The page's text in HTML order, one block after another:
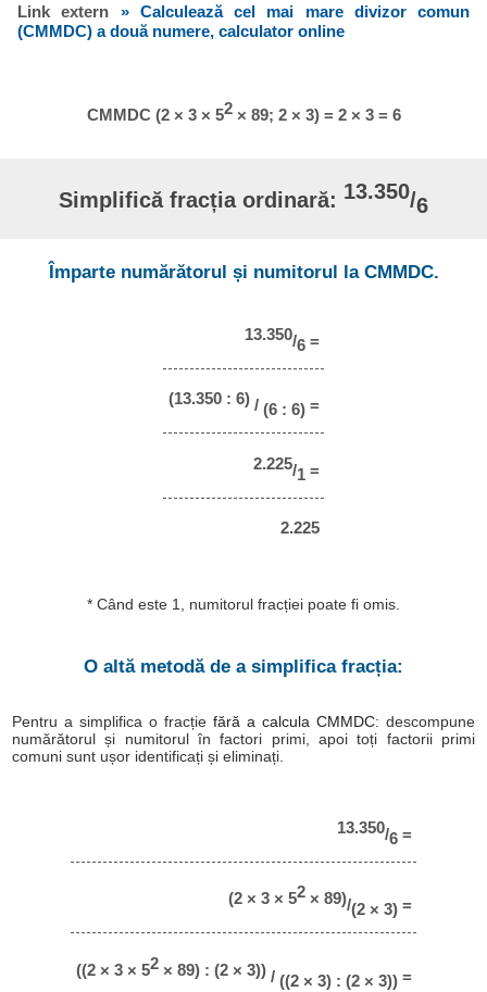
Link extern » Calculează cel mai mare divizor comun
(CMMDC) a două numere, calculator online
CMMDC (2 × 3 × 52× 89; 2 × 3) = 2 × 3 = 6
Simplifică fracția ordinară: 13.350/6
Împarte numărătorul și numitorul la CMMDC.
13.350/6=
(13.350 : 6)/ (6 : 6)=
2.225/1 =
2.225
* Când este 1, numitorul fracției poate fi omis.
O altă metodă de a simplifica fracția:
Pentru a simplifica o fracție fără a calcula CMMDC: descompune
numărătorul și numitorul în factori primi, apoi toți factorii primi
comuni sunt ușor identificați și eliminați.
13.350/6=
(2 × 3 × 52× 89)/(2 × 3)=
((2 × 3 × 52× 89) : (2 × 3))/ ((2 × 3) : (2 × 3))=